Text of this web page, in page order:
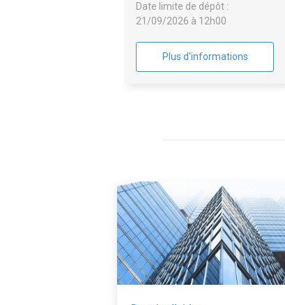
logements et 21 cellules
d'activités au 1-29 rue Pierre
Date limite de dépôt :
21/09/2026 à 12h00
Plus d'informations